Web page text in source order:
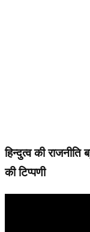
हिन्दुत्व की
की टिप्पणी